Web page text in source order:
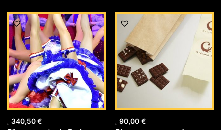
340,50 € 90,00 €